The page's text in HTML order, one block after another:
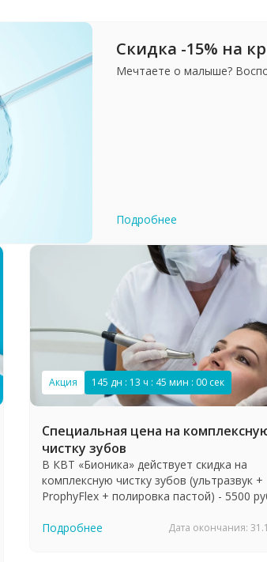
Скидка -15% на
Мечтаете о малыше?
Подробнее
Акция 145 дн : 13 ч : 44 мин : 59 сек
Специальная цена на
чистку зубов
В КВТ «Бионика» действует скидка на
комплексную чистку зубов (ультразвук +
ProphyFlex + полировка пастой) - 5500
Подробнее Дата окончания: